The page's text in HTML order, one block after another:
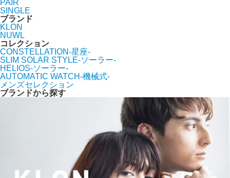
PAIR
SINGLE
ブランド
KLON
NUWL
コレクション
CONSTELLATION-星座-
SLIM SOLAR STYLE-ソーラー-
HELIOS-ソーラー-
AUTOMATIC WATCH-機械式-
メンズセレクション
ブランドから探す